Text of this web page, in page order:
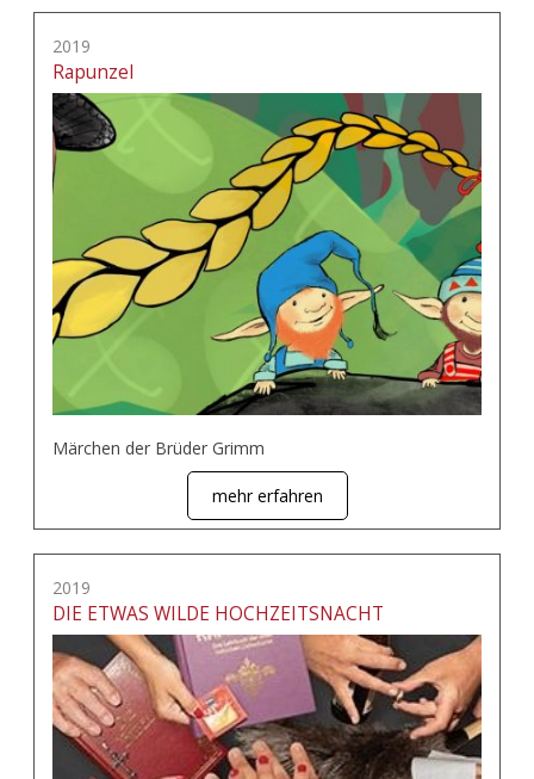
2019
Rapunzel
Märchen der Brüder Grimm
mehr erfahren
2019
DIE ETWAS WILDE HOCHZEITSNACHT